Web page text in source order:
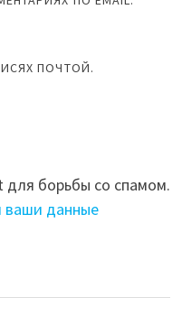
ПОЧТОЙ.
для борьбы со спамом.
ваши данные